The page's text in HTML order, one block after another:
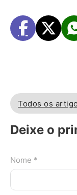
Todos os
Deixe o
Nome *